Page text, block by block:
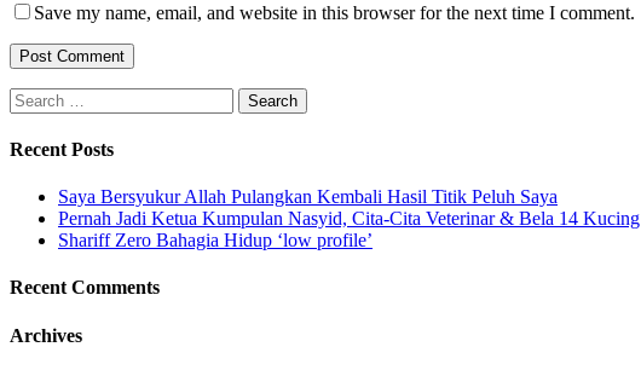
Save my name, email, and website in this browser for the next time I comment.
Search
for:
Recent Posts
Saya Bersyukur Allah Pulangkan Kembali Hasil Titik Peluh Saya
Pernah Jadi Ketua Kumpulan Nasyid, Cita-Cita Veterinar & Bela 14 Kucing
Shariff Zero Bahagia Hidup ‘low profile’
Recent Comments
Archives